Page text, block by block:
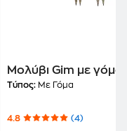
Μολύβι Gim με γόμα
Τύπος: Με Γόμα
4.8 (4)